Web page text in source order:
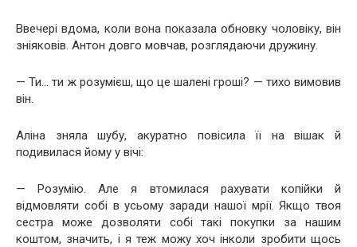
Ввечері вдома, коли вона показала обновку чоловіку, він
зніяковів. Антон довго мовчав, розглядаючи дружину.
— Ти… ти ж розумієш, що це шалені гроші? — тихо вимовив
він.
Аліна зняла шубу, акуратно повісила її на вішак й
подивилася йому у вічі:
— Розумію. Але я втомилася рахувати копійки й
відмовляти собі в усьому заради нашої мрії. Якщо твоя
сестра може дозволяти собі такі покупки за нашим
коштом, значить, і я теж можу хоч інколи зробити щось